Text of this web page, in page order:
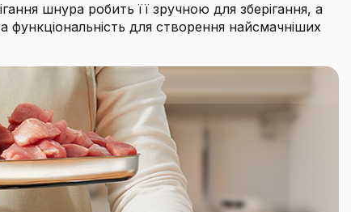
шнура робить її зручною для зберігання, а
функціональність для створення найсмачніших